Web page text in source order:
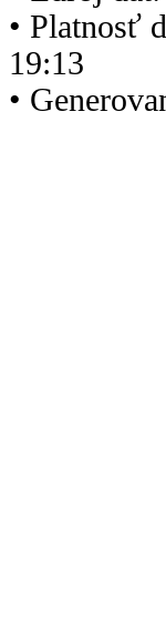
• Platnosť
19:13
•